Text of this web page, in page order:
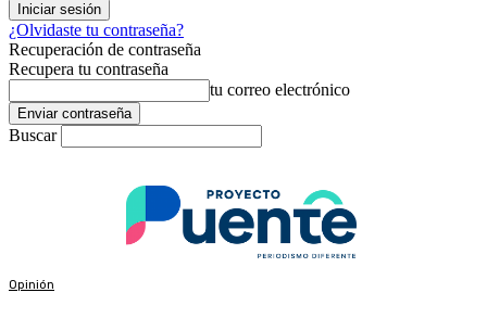
¿Olvidaste tu contraseña?
Recuperación de contraseña
Recupera tu contraseña
tu correo electrónico
Buscar
Opinión